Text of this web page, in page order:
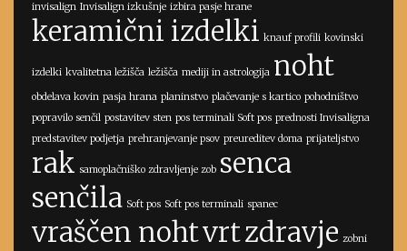
invisalign Invisalign izkušnje izbira pasje hrane
keramični izdelki knauf profili kovinski
izdelki kvalitetna ležišča ležišča mediji in astrologija noht
obdelava kovin pasja hrana planinstvo plačevanje s kartico pohodništvo
popravilo senčil postavitev sten pos terminali Soft pos prednosti Invisaligna
predstavitev podjetja prehranjevanje psov preureditev doma prijateljstvo
rak samoplačniško zdravljenje zob senca
senčila Soft pos Soft pos terminali spanec
vraščen nohtvrtzdravje zobni